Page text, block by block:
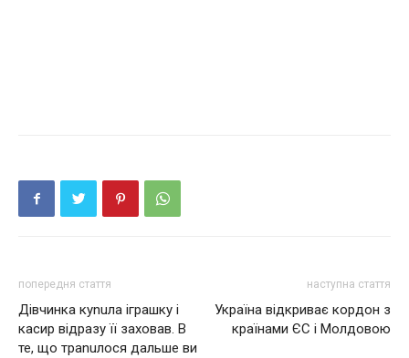
попередня стаття
Дівчинка куnuла іграшку і
касир відразу її заховав. В
те, що траnuлося дальше ви
наступна стаття
Україна відкриває кордон з
країнами ЄС і Молдовою